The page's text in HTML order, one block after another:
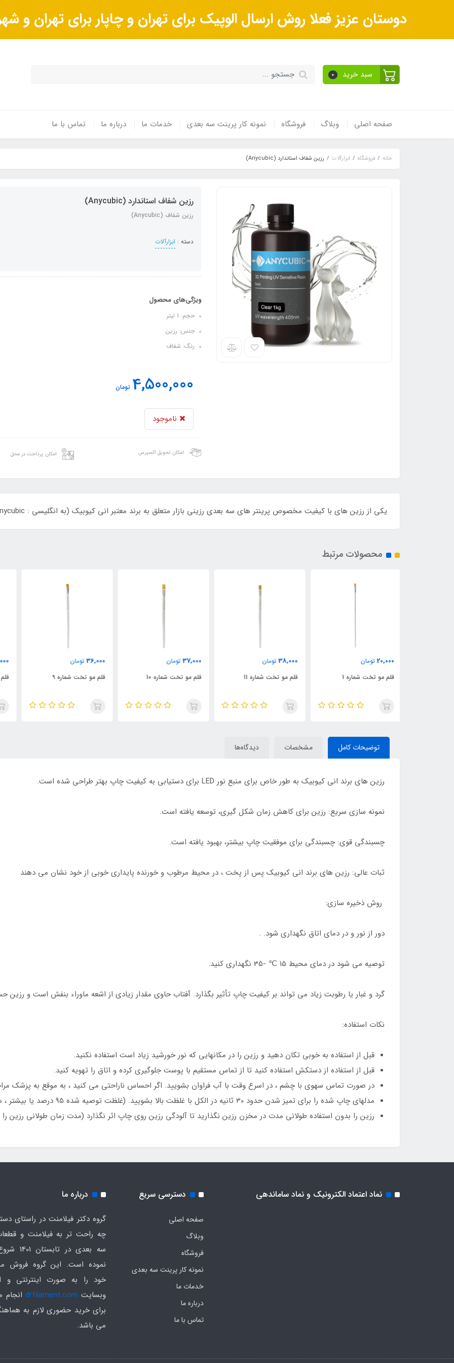
دوستان عزیز فعلا روش ارسال الوپیک برای تهران و چاپار برای تهران و
سبد خرید 0
صفحه اصلی وبلاگ فروشگاه نمونه کار پرینت سه بعدی خدمات ما درباره ما تماس با ما
خانه فروشگاه ابزارآلات رزین شفاف استاندارد (Anycubic)
رزین شفاف استاندارد (Anycubic)
رزین شفاف (Anycubic)
دسته : ابزارآلات
ویژگی‌های محصول
حجم: 1 لیتر
جنس: رزین
رنگ: شفاف
4,500,000 تومان
ناموجود
امکان تحویل اکسپرس امکان پرداخت در محل
یکی از رزین های با کیفیت مخصوص پرینتر های سه بعدی رزینی بازار متعلق به برند معتبر انی کیوبیک (به انگلیسی : Anycubic) است.
محصولات مرتبط
38,000 تومان
قلم مو تخت شماره 11
37,000 تومان
قلم مو تخت شماره 10
36,000 تومان
قلم مو تخت شماره 9
35,000 تومان
قلم مو تخت شماره 8
توضیحات کامل مشخصات دیدگاه‌ها
رزین های برند انی کیوبیک به طور خاص برای منبع نور LED برای دستیابی به کیفیت چاپ بهتر طراحی شده است.
نمونه سازی سریع: رزین برای کاهش زمان شکل گیری، توسعه یافته است.
چسبندگی قوی: چسبندگی برای موفقیت چاپ بیشتر، بهبود یافته است.
ثبات عالی: رزین های برند انی کیوبیک پس از پخت ، در محیط مرطوب و خورنده پایداری خوبی از خود نشان می دهند
روش ذخیره سازی:
دور از نور و در دمای اتاق نگهداری شود. .
توصیه می شود در دمای محیط 15 ℃ -35 نگهداری کنید.
گرد و غبار یا رطوبت زیاد می تواند بر کیفیت چاپ تأثیر بگذارد. آفتاب حاوی مقدار زیادی از اشعه ماوراء بنفش است و
نکات استفاده:
قبل از استفاده به خوبی تکان دهید و رزین را در مکانهایی که نور خورشید زیاد است استفاده نکنید.
قبل از استفاده از دستکش استفاده کنید تا از تماس مستقیم با پوست جلوگیری کرده و اتاق را تهویه کنید.
در صورت تماس سهوی با چشم ، در اسرع وقت با آب فراوان بشویید. اگر احساس ناراحتی می کنید ، به موقع به پزشک
مدلهای چاپ شده را برای تمیز شدن حدود 30 ثانیه در الکل با غلظت بالا بشویید. (غلظت توصیه شده 95 درصد یا بیشتر ، هرچه بیشتر بهتر).الکل اتانول یا ایزوپروپیل
رزین را بدون استفاده طولانی مدت در مخزن رزین نگذارید تا آلودگی رزین روی چاپ اثر نگذارد (مدت زمان طولانی رزین
نماد اعتماد الکترونیک و نماد ساماندهی دسترسی سریع
صفحه اصلی
وبلاگ
فروشگاه
نمونه کار پرینت سه بعدی
خدمات ما
درباره ما
تماس با ما
درباره ما
گروه دکتر فیلامنت در راستای
چه راحت تر به فیلامنت و
سه بعدی در
نموده است. این گروه فروش
خود را به صورت اینترنتی و
وبسایت drfilament.comانجام
برای خرید حضوری لازم به
می باشد.